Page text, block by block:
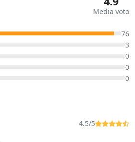
Media voto
76
3
0
0
0
4.5/5